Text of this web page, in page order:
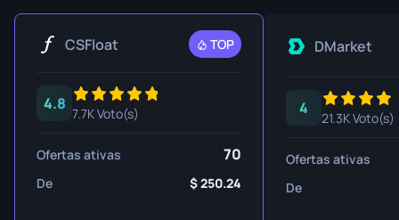
CSFloat TOP
4.8
7.7K Voto(s)
Ofertas ativas 70
De 250.24
DMarket
4
21.3K Voto(s)
Ofertas ativas
De